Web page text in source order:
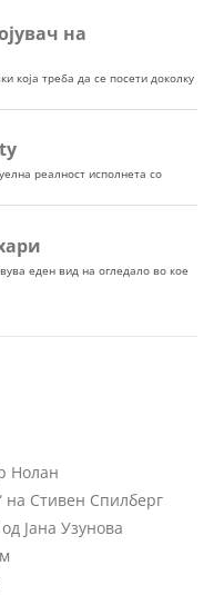
Нолан
на Стивен Спилберг
Јана Узунова